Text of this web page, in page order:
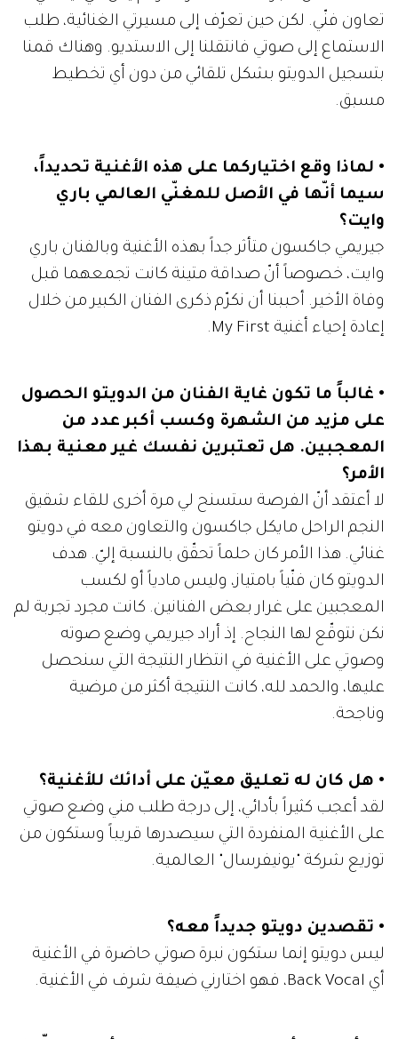
تعاون فنّي. لكن حين تعرّف إلى مسيرتي الغنائية، طلب
الاستماع إلى صوتي فانتقلنا إلى الاستديو. وهناك قمنا
بتسجيل الدويتو بشكل تلقائي من دون أي تخطيط
مسبق.
• لماذا وقع اختياركما على هذه الأغنية تحديداً،
سيما أنّها في الأصل للمغنّي العالمي باري
وايت؟
جيريمي جاكسون متأثر جداً بهذه الأغنية وبالفنان باري
وايت، خصوصاً أنّ صداقة متينة كانت تجمعهما قبل
وفاة الأخير. أحببنا أن نكرّم ذكرى الفنان الكبير من خلال
إعادة إحياء أغنية My First.
• غالباً ما تكون غاية الفنان من الدويتو الحصول
على مزيد من الشهرة وكسب أكبر عدد من
المعجبين. هل تعتبرين نفسك غير معنية بهذا
الأمر؟
لا أعتقد أنّ الفرصة ستسنح لي مرة أخرى للقاء شقيق
النجم الراحل مايكل جاكسون والتعاون معه في دويتو
غنائي. هذا الأمر كان حلماً تحقّق بالنسبة إليّ. هدف
الدويتو كان فنّياً بامتياز، وليس مادياً أو لكسب
المعجبين على غرار بعض الفنانين. كانت مجرد تجربة لم
نكن نتوقّع لها النجاح. إذ أراد جيريمي وضع صوته
وصوتي على الأغنية في انتظار النتيجة التي سنحصل
عليها، والحمد لله، كانت النتيجة أكثر من مرضية
وناجحة.
• هل كان له تعليق معيّن على أدائك للأغنية؟
لقد أعجب كثيراً بأدائي، إلى درجة طلب مني وضع صوتي
على الأغنية المنفردة التي سيصدرها قريباً وستكون من
توزيع شركة "يونيفرسال" العالمية.
• تقصدين دويتو جديداً معه؟
ليس دويتو إنما ستكون نبرة صوتي حاضرة في الأغنية
أي Back Vocal، فهو اختارني ضيفة شرف في الأغنية.